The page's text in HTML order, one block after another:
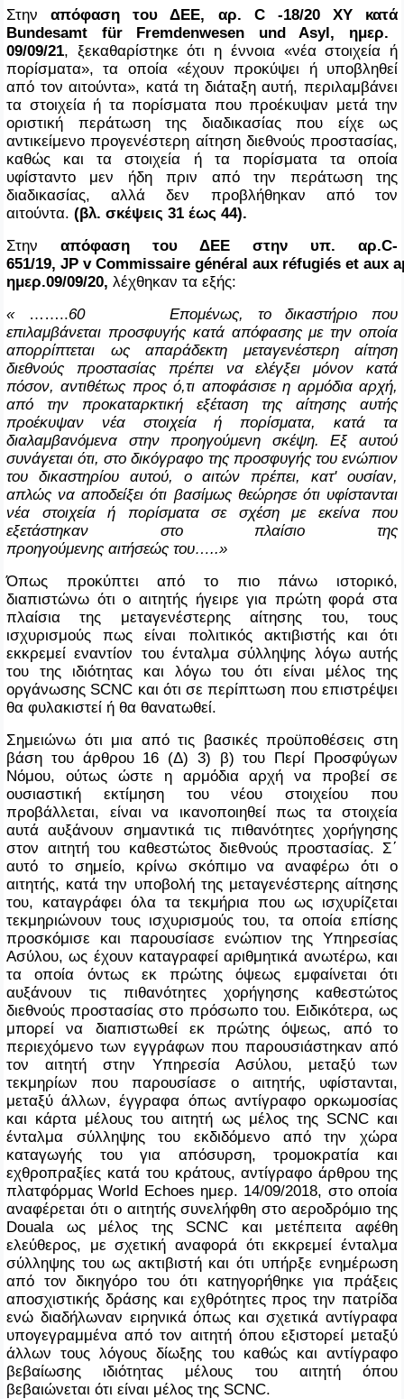
Στηναπόφαση του ΔΕΕ, αρ. C -18/20 XY κατά
Bundesamt für Fremdenwesen und Asyl, ημερ.
09/09/21, ξεκαθαρίστηκε ότι η έννοια «νέα στοιχεία ή
πορίσματα», τα οποία «έχουν προκύψει ή υποβληθεί
από τον αιτούντα», κατά τη διάταξη αυτή, περιλαμβάνει
τα στοιχεία ή τα πορίσματα που προέκυψαν μετά την
οριστική περάτωση της διαδικασίας που είχε ως
αντικείμενο προγενέστερη αίτηση διεθνούς προστασίας,
καθώς και τα στοιχεία ή τα πορίσματα τα οποία
υφίσταντο μεν ήδη πριν από την περάτωση της
διαδικασίας, αλλά δεν προβλήθηκαν από τον
αιτούντα. (βλ. σκέψεις 31 έως 44).
Στην απόφαση του ΔΕΕ στην υπ. αρ.C-
651/19, JP v Commissaire général aux réfugiés et aux
ημερ.09/09/20, λέχθηκαν τα εξής:
«……..60 Επομένως, το δικαστήριο που
επιλαμβάνεται προσφυγής κατά απόφασης με την οποία
απορρίπτεται ως απαράδεκτη μεταγενέστερη αίτηση
διεθνούς προστασίας πρέπει να ελέγξει μόνον κατά
πόσον, αντιθέτως προς ό,τι αποφάσισε η αρμόδια αρχή,
από την προκαταρκτική εξέταση της αίτησης αυτής
προέκυψαν νέα στοιχεία ή πορίσματα, κατά τα
διαλαμβανόμενα στην προηγούμενη σκέψη. Εξ αυτού
συνάγεται ότι, στο δικόγραφο της προσφυγής του ενώπιον
του δικαστηρίου αυτού, ο αιτών πρέπει, κατ' ουσίαν,
απλώς να αποδείξει ότι βασίμως θεώρησε ότι υφίστανται
νέα στοιχεία ή πορίσματα σε σχέση με εκείνα που
εξετάστηκαν στο πλαίσιο της
προηγούμενης αιτήσεώς του…..»
Όπως προκύπτει από το πιο πάνω ιστορικό,
διαπιστώνω ότι ο αιτητής ήγειρε για πρώτη φορά στα
πλαίσια της μεταγενέστερης αίτησης του, τους
ισχυρισμούς πως είναι πολιτικός ακτιβιστής και ότι
εκκρεμεί εναντίον του ένταλμα σύλληψης λόγω αυτής
του της ιδιότητας και λόγω του ότι είναι μέλος της
οργάνωσης SCNC και ότι σε περίπτωση που επιστρέψει
θα φυλακιστεί ή θα θανατωθεί.
Σημειώνω ότι μια από τις βασικές προϋποθέσεις στη
βάση του άρθρου 16 (Δ) 3) β) του Περί Προσφύγων
Νόμου, ούτως ώστε η αρμόδια αρχή να προβεί σε
ουσιαστική εκτίμηση του νέου στοιχείου που
προβάλλεται, είναι να ικανοποιηθεί πως τα στοιχεία
αυτά αυξάνουν σημαντικά τις πιθανότητες χορήγησης
στον αιτητή του καθεστώτος διεθνούς προστασίας. Σ΄
αυτό το σημείο, κρίνω σκόπιμο να αναφέρω ότι ο
αιτητής, κατά την υποβολή της μεταγενέστερης αίτησης
του, καταγράφει όλα τα τεκμήρια που ως ισχυρίζεται
τεκμηριώνουν τους ισχυρισμούς του, τα οποία επίσης
προσκόμισε και παρουσίασε ενώπιον της Υπηρεσίας
Ασύλου, ως έχουν καταγραφεί αριθμητικά ανωτέρω, και
τα οποία όντως εκ πρώτης όψεως εμφαίνεται ότι
αυξάνουν τις πιθανότητες χορήγησης καθεστώτος
διεθνούς προστασίας στο πρόσωπο του. Ειδικότερα, ως
μπορεί να διαπιστωθεί εκ πρώτης όψεως, από το
περιεχόμενο των εγγράφων που παρουσιάστηκαν από
τον αιτητή στην Υπηρεσία Ασύλου, μεταξύ των
τεκμηρίων που παρουσίασε ο αιτητής, υφίστανται,
μεταξύ άλλων, έγγραφα όπως αντίγραφο ορκωμοσίας
και κάρτα μέλους του αιτητή ως μέλος της SCNCκαι
ένταλμα σύλληψης του εκδιδόμενο από την χώρα
καταγωγής του για απόσυρση, τρομοκρατία και
εχθροπραξίες κατά του κράτους, αντίγραφο άρθρου της
πλατφόρμαςWorld Echoes ημερ. 14/09/2018, στο οποία
αναφέρεται ότι ο αιτητής συνελήφθη στο αεροδρόμιο της
Douala ως μέλος της SCNC και μετέπειτα αφέθη
ελεύθερος, με σχετική αναφορά ότι εκκρεμεί ένταλμα
σύλληψης του ως ακτιβιστή και ότι υπήρξε ενημέρωση
από τον δικηγόρο του ότι κατηγορήθηκε για πράξεις
αποσχιστικής δράσης και εχθρότητες προς την πατρίδα
ενώ διαδήλωναν ειρηνικά όπως και σχετικά αντίγραφα
υπογεγραμμένα από τον αιτητή όπου εξιστορεί μεταξύ
άλλων τους λόγους δίωξης του καθώς και αντίγραφο
βεβαίωσης ιδιότητας μέλους του αιτητή όπου
βεβαιώνεται ότι είναι μέλος της SCNC.